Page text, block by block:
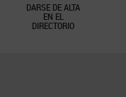
DARSE DE ALTA
EN EL
DIRECTORIO